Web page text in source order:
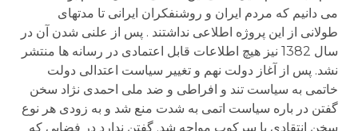
می دانیم که مردم ایران و روشنفکران ایرانی تا مدتهای
طولانی از این پروژه اطلاعی نداشتند . پس از علنی شدن آن در
سال 1382 نیز هیچ اطلاعات قابل اعتمادی در رسانه ها منتشر
نشد. پس از آغاز دولت نهم و تغییر سیاست اعتدالی دولت
خاتمی به سیاست تند و افراطی و ضد ملی احمدی نژاد سخن
گفتن در باره سیاست اتمی به شدت منع شد و به زودی هر نوع
سخن انتقادی با سرکوب مواجه شد. گفتن ندارد در فضایی که